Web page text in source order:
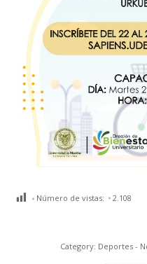
Número de vistas: 2.108
Category: Deportes -